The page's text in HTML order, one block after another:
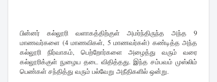
பின்னர் கல்லூரி வளாகத்திற்குள் அமர்ந்திருந்த அந்த 9
மாணவர்களை (4 மாணவிகள், 5 மாணவர்கள்) கண்டித்த அந்த
கல்லூரி நிர்வாகம், பெற்றோர்களை அழைத்து வரும் வரை
கல்லூரிக்குள் நுழைய தடை விதித்தது. இந்த சம்பவம் முஸ்லிம்
பெண்கள் சந்தித்து வரும் பல்வேறு அநீதிகளில் ஒன்று.